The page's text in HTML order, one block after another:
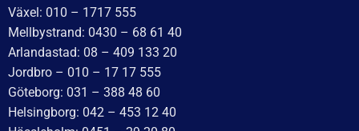
Torsdag: 10–17
Fredag: 10–15:30
Lördag: Stängt
Söndag: Stängt
Måndag: 10–17
Tisdag: 10–17